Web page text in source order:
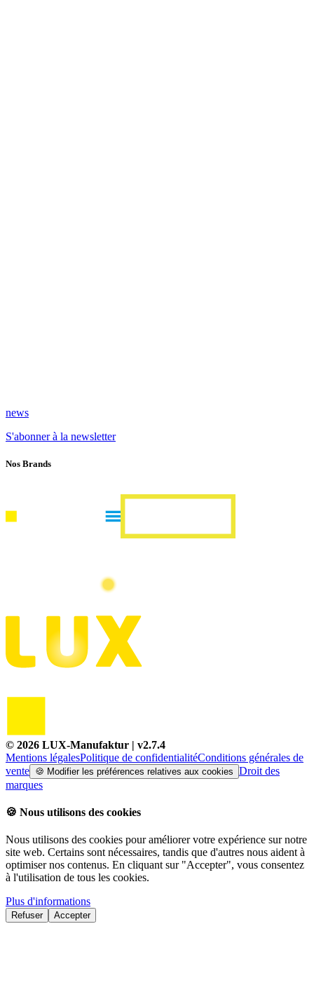
news
S'abonner à la newsletter
Nos Brands
© 2026 LUX-Manufaktur | v2.7.4
Mentions légalesPolitique de confidentialitéConditions générales de
vente 🍪 Modifier les préférences relatives aux cookies Droit des
marques
🍪 Nous utilisons des cookies
Nous utilisons des cookies pour améliorer votre expérience sur notre
site web. Certains sont nécessaires, tandis que d'autres nous aident à
optimiser nos contenus. En cliquant sur "Accepter", vous consentez
à l'utilisation de tous les cookies.
Plus d'informations
Refuser Accepter